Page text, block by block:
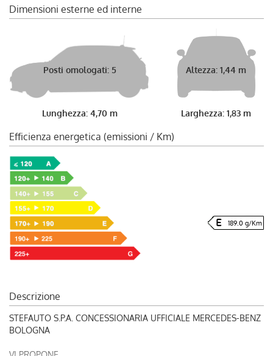
Dimensioni esterne ed interne
Posti omologati: 5
Lunghezza: 4,70 m
Altezza: 1,44 m
Larghezza: 1,83 m
Efficienza energetica (emissioni / Km)
189.0 g/Km
Descrizione
STEFAUTO S.P.A. CONCESSIONARIA UFFICIALE MERCEDES-BENZ
BOLOGNA